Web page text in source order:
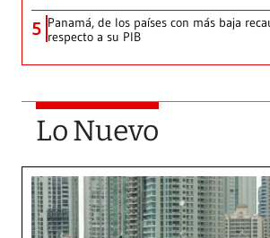
5 Panamá, de los países con más baja
respecto a su PIB
Lo Nuevo